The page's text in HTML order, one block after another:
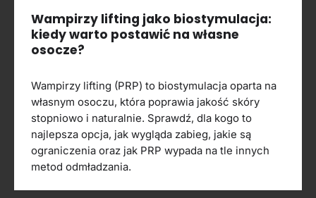
Wampirzy lifting jako biostymulacja:
kiedy warto postawić na własne
osocze?
Wampirzy lifting (PRP) to biostymulacja oparta na
własnym osoczu, która poprawia jakość skóry
stopniowo i naturalnie. Sprawdź, dla kogo to
najlepsza opcja, jak wygląda zabieg, jakie są
ograniczenia oraz jak PRP wypada na tle innych
metod odmładzania.